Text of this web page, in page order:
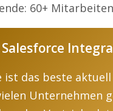
60+
Salesforce
ist das beste
Unternehmen